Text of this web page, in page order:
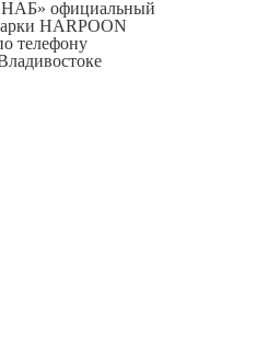
официальный
HARPOON
телефону